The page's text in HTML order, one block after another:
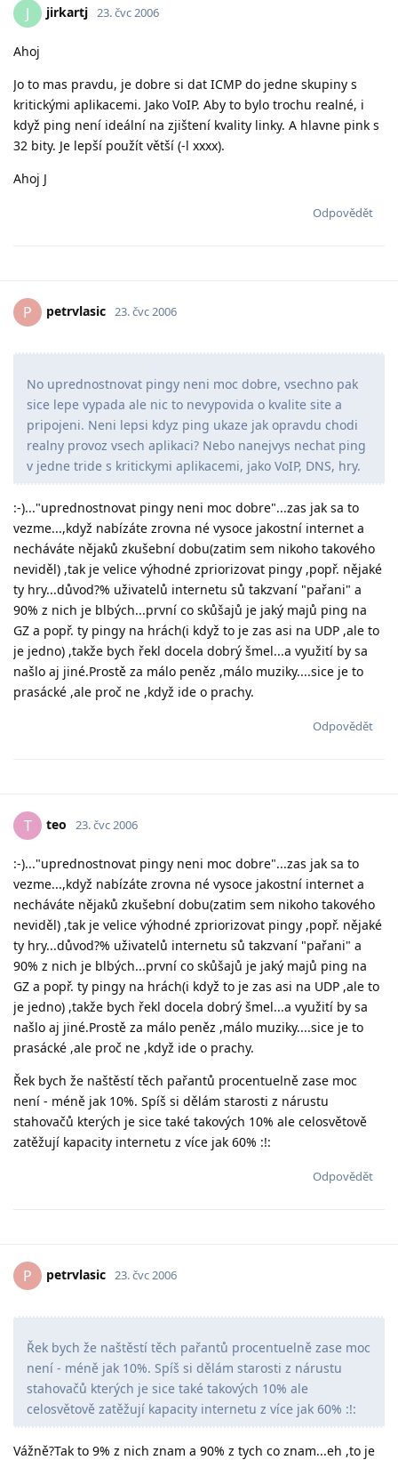
J jirkartj 23. čvc 2006
Ahoj
Jo to mas pravdu, je dobre si dat ICMP do jedne skupiny s
kritickými aplikacemi. Jako VoIP. Aby to bylo trochu realné, i
když ping není ideální na zjištení kvality linky. A hlavne pink s
32 bity. Je lepší použít větší (-l xxxx).
Ahoj J
Odpovědět
P petrvlasic 23. čvc 2006
No uprednostnovat pingy neni moc dobre, vsechno pak
sice lepe vypada ale nic to nevypovida o kvalite site a
pripojeni. Neni lepsi kdyz ping ukaze jak opravdu chodi
realny provoz vsech aplikaci? Nebo nanejvys nechat ping
v jedne tride s kritickymi aplikacemi, jako VoIP, DNS, hry.
:-)..."uprednostnovat pingy neni moc dobre"...zas jak sa to
vezme...,když nabízáte zrovna né vysoce jakostní internet a
necháváte nějaků zkušební dobu(zatim sem nikoho takového
neviděl) ,tak je velice výhodné zpriorizovat pingy ,popř. nějaké
ty hry...důvod?% uživatelů internetu sů takzvaní "pařani" a
90% z nich je blbých...první co skůšajů je jaký majů ping na
GZ a popř. ty pingy na hrách(i když to je zas asi na UDP ,ale to
je jedno) ,takže bych řekl docela dobrý šmel...a využití by sa
našlo aj jiné.Prostě za málo peněz ,málo muziky....sice je to
prasácké ,ale proč ne ,když ide o prachy.
Odpovědět
T teo 23. čvc 2006
:-)..."uprednostnovat pingy neni moc dobre"...zas jak sa to
vezme...,když nabízáte zrovna né vysoce jakostní internet a
necháváte nějaků zkušební dobu(zatim sem nikoho takového
neviděl) ,tak je velice výhodné zpriorizovat pingy ,popř. nějaké
ty hry...důvod?% uživatelů internetu sů takzvaní "pařani" a
90% z nich je blbých...první co skůšajů je jaký majů ping na
GZ a popř. ty pingy na hrách(i když to je zas asi na UDP ,ale to
je jedno) ,takže bych řekl docela dobrý šmel...a využití by sa
našlo aj jiné.Prostě za málo peněz ,málo muziky....sice je to
prasácké ,ale proč ne ,když ide o prachy.
Řek bych že naštěstí těch pařantů procentuelně zase moc
není - méně jak 10%. Spíš si dělám starosti z nárustu
stahovačů kterých je sice také takových 10% ale celosvětově
zatěžují kapacity internetu z více jak 60% :!:
Odpovědět
P petrvlasic 23. čvc 2006
Řek bych že naštěstí těch pařantů procentuelně zase moc
není - méně jak 10%. Spíš si dělám starosti z nárustu
stahovačů kterých je sice také takových 10% ale
celosvětově zatěžují kapacity internetu z více jak 60% :!:
Vážně?Tak to 9% z nich znam a 90% z tych co znam...eh ,to je